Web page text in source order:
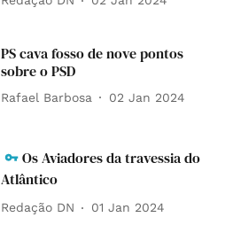
PS cava fosso de nove pontos
sobre o PSD
Rafael Barbosa 02 Jan 2024
Os Aviadores da travessia do
Atlântico
Redação DN 01 Jan 2024